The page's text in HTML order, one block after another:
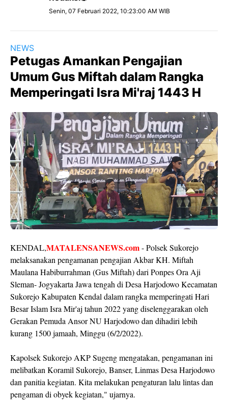
Senin, 07 Februari 2022, 10:23:00 AM WIB
NEWS
Petugas Amankan Pengajian
Umum Gus Miftah dalam Rangka
Memperingati Isra Mi'raj 1443 H
KENDAL,MATALENSANEWS.com- Polsek Sukorejo
melaksanakan pengamanan pengajian Akbar KH. Miftah
Maulana Habiburrahman (Gus Miftah) dari Ponpes Ora Aji
Sleman- Jogyakarta Jawa tengah di Desa Harjodowo Kecamatan
Sukorejo Kabupaten Kendal dalam rangka memperingati Hari
Besar Islam Isra Mir'aj tahun 2022 yang diselenggarakan oleh
Gerakan Pemuda Ansor NU Harjodowo dan dihadiri lebih
kurang 1500 jamaah, Minggu (6/2/2022).
Kapolsek Sukorejo AKP Sugeng mengatakan, pengamanan ini
melibatkan Koramil Sukorejo, Banser, Linmas Desa Harjodowo
dan panitia kegiatan. Kita melakukan pengaturan lalu lintas dan
pengaman di obyek kegiatan," ujarnya.